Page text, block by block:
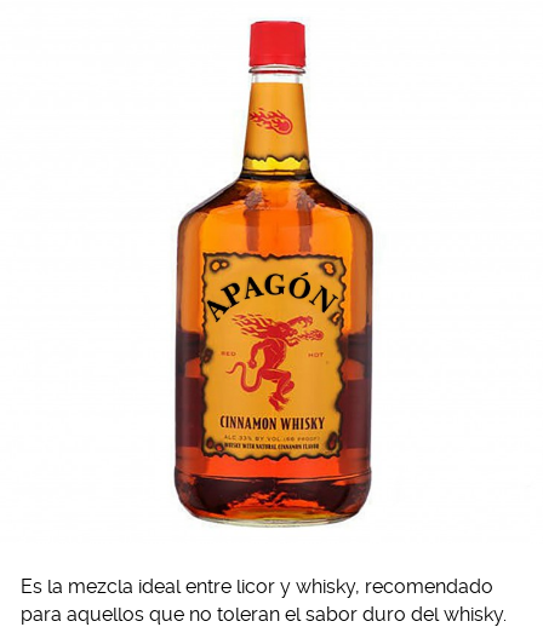
Es la mezcla ideal entre licor y whisky, recomendado
para aquellos que no toleran el sabor duro del whisky.